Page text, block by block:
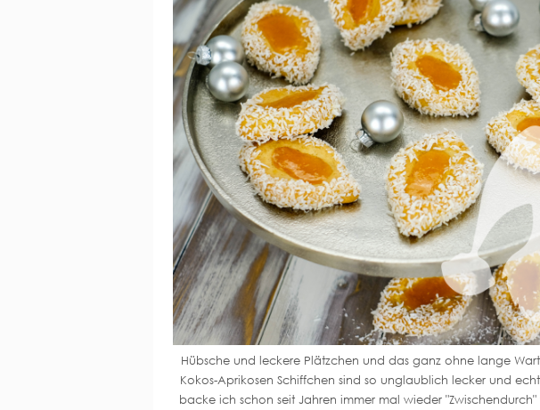
Hübsche und leckere Plätzchen und das ganz ohne lange
Kokos-Aprikosen Schiffchen sind so unglaublich lecker und
backe ich schon seit Jahren immer mal wieder